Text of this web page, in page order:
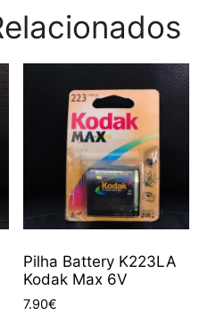
Pilha Battery K223LA
Kodak Max 6V
7.90€